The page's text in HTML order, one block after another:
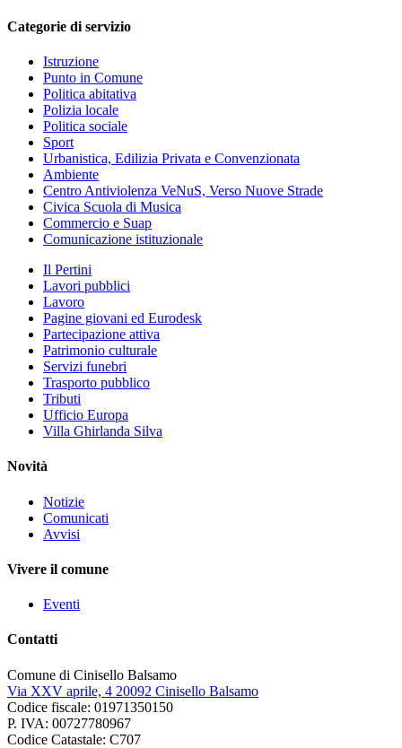
Categorie di servizio
Istruzione
Punto in Comune
Politica abitativa
Polizia locale
Politica sociale
Sport
Urbanistica, Edilizia Privata e Convenzionata
Ambiente
Centro Antiviolenza VeNuS, Verso Nuove Strade
Civica Scuola di Musica
Commercio e Suap
Comunicazione istituzionale
Il Pertini
Lavori pubblici
Lavoro
Pagine giovani ed Eurodesk
Partecipazione attiva
Patrimonio culturale
Servizi funebri
Trasporto pubblico
Tributi
Ufficio Europa
Villa Ghirlanda Silva
Novità
Notizie
Comunicati
Avvisi
Vivere il comune
Eventi
Contatti
Comune di Cinisello Balsamo
Via XXV aprile, 4 20092 Cinisello Balsamo
Codice fiscale: 01971350150
P. IVA: 00727780967
Codice Catastale: C707